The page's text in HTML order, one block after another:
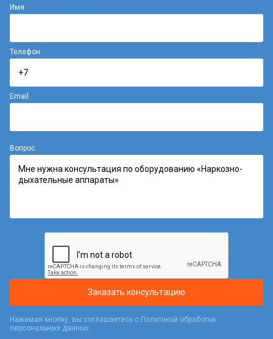
Имя
Телефон
Email
Вопрос
Заказать консультацию
Нажимая кнопку, вы соглашаетесь с Политикой обработки
персональных данных